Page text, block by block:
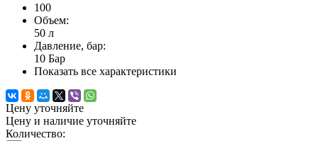
100
Объем:
50 л
Давление, бар:
10 Бар
Показать все характеристики
Цену уточняйте
Цену и наличие уточняйте
Количество: